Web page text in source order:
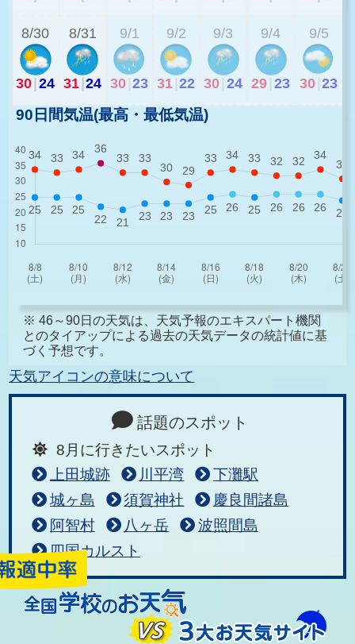
8/30
30|24
8/31
31|24
9/1
30 23
9/2
31 22
9/3
30 24
9/4
29 23
9/5
30 23
90日間気温(最高・最低気温)
※ 46～90日の天気は、天気予報のエキスパート機関
とのタイアップによる過去の天気データの統計値に基
づく予想です。
天気アイコンの意味について
話題のスポット
8月に行きたいスポット
上田城跡
川平湾
下灘駅
城ヶ島
須賀神社
慶良間諸島
阿智村
八ヶ岳
波照間島
四国カルスト